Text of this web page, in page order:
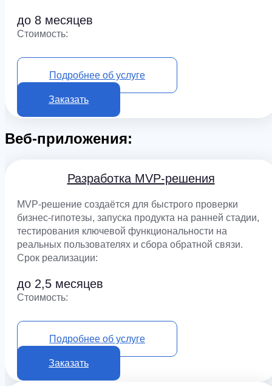
до 8 месяцев
Cтоимость:
от 2 100 000 ₽
Подробнее об услуге
Заказать
Веб-приложения:
Разработка MVP-решения
MVP-решение создаётся для быстрого проверки
бизнес-гипотезы, запуска продукта на ранней стадии,
тестирования ключевой функциональности на
реальных пользователях и сбора обратной связи.
Срок реализации:
до 2,5 месяцев
Cтоимость:
от 850 000 ₽
Подробнее об услуге
Заказать